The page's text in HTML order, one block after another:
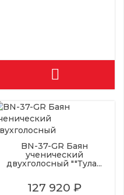
BN-37-GR Баян
ученический
двухголосный ""Тула...
127 920 ₽